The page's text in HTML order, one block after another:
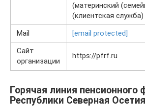
(материнский
(клиентская служба)
Mail
[email protected]
Сайт
организации
https://pfrf.ru
Горячая линия пенсионного
Республики Северная